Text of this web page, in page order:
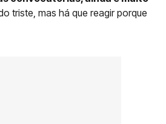
triste, mas há que reagir porque